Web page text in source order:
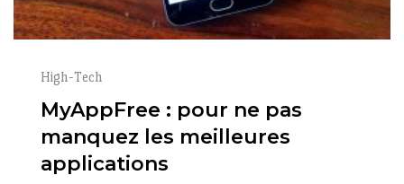
High-Tech
MyAppFree : pour ne pas
manquez les meilleures
applications